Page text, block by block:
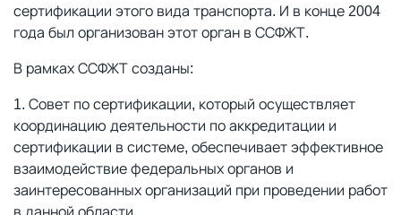
сертификации этого вида транспорта. И в конце 2004
года был организован этот орган в ССФЖТ.
В рамках ССФЖТ созданы:
Совет по сертификации, который осуществляет
координацию деятельности по аккредитации и
сертификации в системе, обеспечивает эффективное
взаимодействие федеральных органов и
заинтересованных организаций при проведении работ